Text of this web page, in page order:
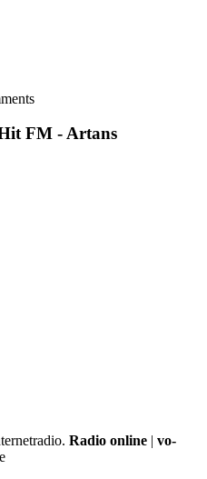
FM - Artans
Radio online | vo-